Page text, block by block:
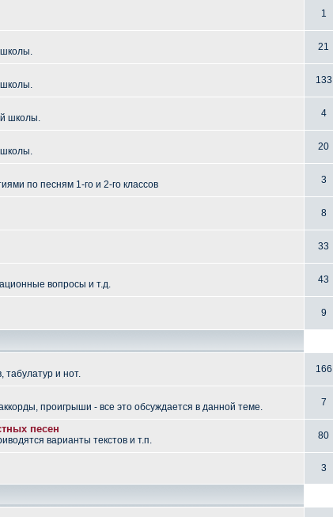
1
школы. 21
школы. 133
школы. 4
школы. 20
по песням 1-го и 2-го классов 3
8
33
вопросы и т.д. 43
9
табулатур и нот. 166
проигрыши - все это обсуждается в данной теме. 7
песен
варианты текстов и т.п. 80
3